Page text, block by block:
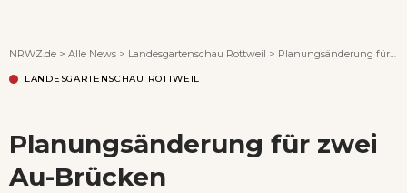
NRWZ.de > Alle News > Landesgartenschau Rottweil > Planungsänderung für zwei Au-Brücken
LANDESGARTENSCHAU ROTTWEIL
Planungsänderung für zwei
Au-Brücken